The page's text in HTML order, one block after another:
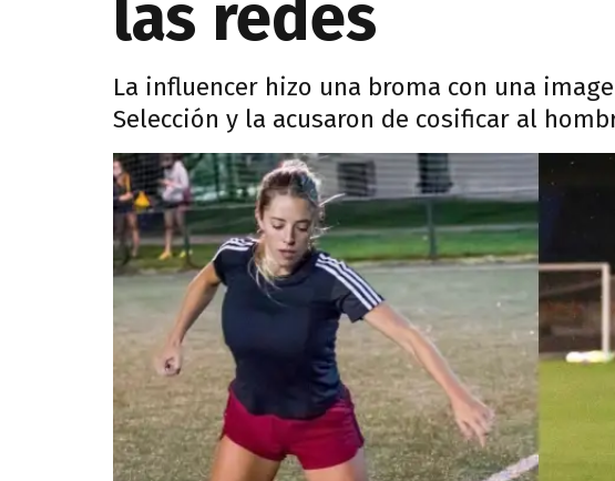
las redes
La influencer hizo una broma con una
Selección y la acusaron de cosificar al